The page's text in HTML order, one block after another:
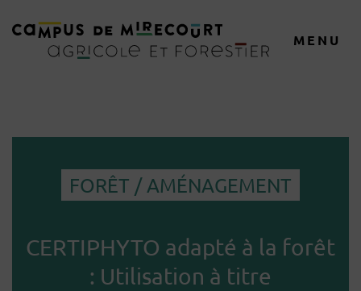
MENU
FORÊT / AMÉNAGEMENT
CERTIPHYTO adapté à la forêt
: Utilisation à titre